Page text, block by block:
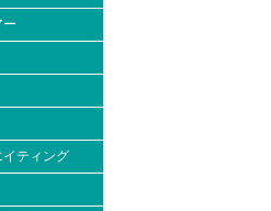
ー
イティング